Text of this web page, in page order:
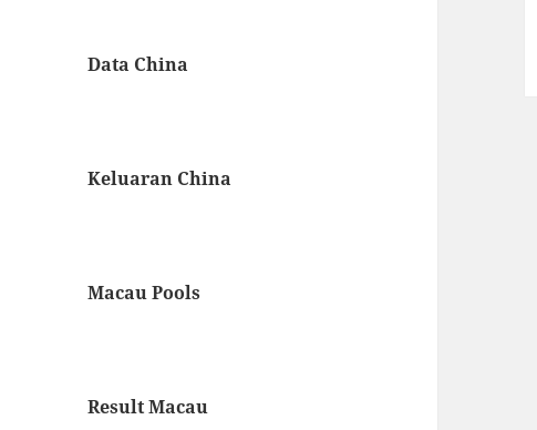
Data China
Keluaran China
Macau Pools
Result Macau